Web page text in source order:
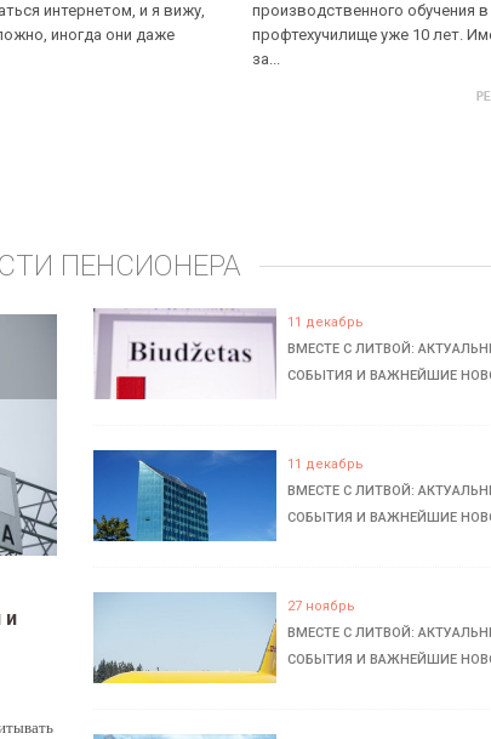
интернетом, и я вижу,
иногда они даже
производственного обучения в
профтехучилище уже 10 лет.
за...
ПЕНСИОНЕРА
и
11 декабрь
ВМЕСТЕ С ЛИТВОЙ:
СОБЫТИЯ И ВАЖНЕЙШИЕ
11 декабрь
ВМЕСТЕ С ЛИТВОЙ:
СОБЫТИЯ И ВАЖНЕЙШИЕ
27 ноябрь
ВМЕСТЕ С ЛИТВОЙ:
СОБЫТИЯ И ВАЖНЕЙШИЕ